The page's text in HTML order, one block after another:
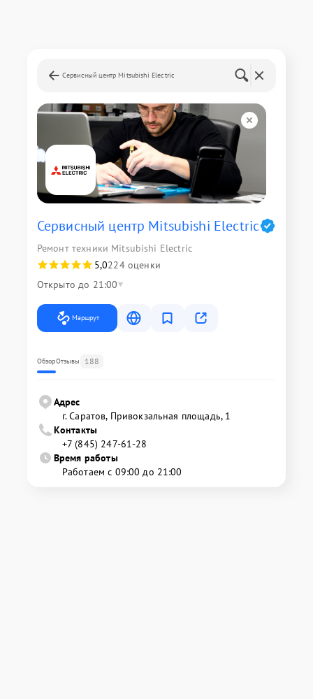
Сервисный центр Mitsubishi Electric
Сервисный центр Mitsubishi Electric
Ремонт техники Mitsubishi Electric
5,0224 оценки
Открыто до 21:00
Маршрут
ОбзорОтзывы 188
Адрес
г. Саратов, Привокзальная площадь, 1
Контакты
+7 (845) 247-61-28
Время работы
Работаем с 09:00 до 21:00